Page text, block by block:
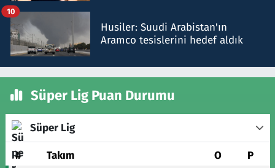
Husiler: Suudi Arabistan'ın
Aramco tesislerini hedef aldık
10
Süper Lig Puan Durumu
Süper Lig
# Takım O P